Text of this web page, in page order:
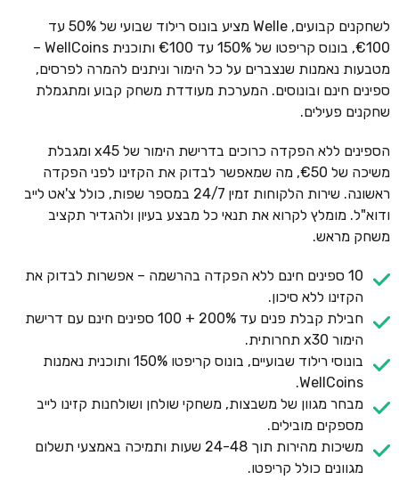
לשחקנים קבועים, Welle מציע בונוס רילוד שבועי של 50% עד
€100, בונוס קריפטו של 150% עד €100 ותוכנית WellCoins –
מטבעות נאמנות שנצברים על כל הימור וניתנים להמרה לפרסים,
ספינים חינם ובונוסים. המערכת מעודדת משחק קבוע ומתגמלת
שחקנים פעילים.
הספינים ללא הפקדה כרוכים בדרישת הימור של x45 ומגבלת
משיכה של €50, מה שמאפשר לבדוק את הקזינו לפני הפקדה
ראשונה. שירות הלקוחות זמין 24/7 במספר שפות, כולל צ'אט לייב
ודוא"ל. מומלץ לקרוא את תנאי כל מבצע בעיון ולהגדיר תקציב
משחק מראש.
10 ספינים חינם ללא הפקדה בהרשמה – אפשרות לבדוק את
הקזינו ללא סיכון.
חבילת קבלת פנים עד 200% + 100 ספינים חינם עם דרישת
הימור x30 תחרותית.
בונוסי רילוד שבועיים, בונוס קריפטו 150% ותוכנית נאמנות
WellCoins.
מבחר מגוון של משבצות, משחקי שולחן ושולחנות קזינו לייב
מספקים מובילים.
משיכות מהירות תוך 24-48 שעות ותמיכה באמצעי תשלום
מגוונים כולל קריפטו.